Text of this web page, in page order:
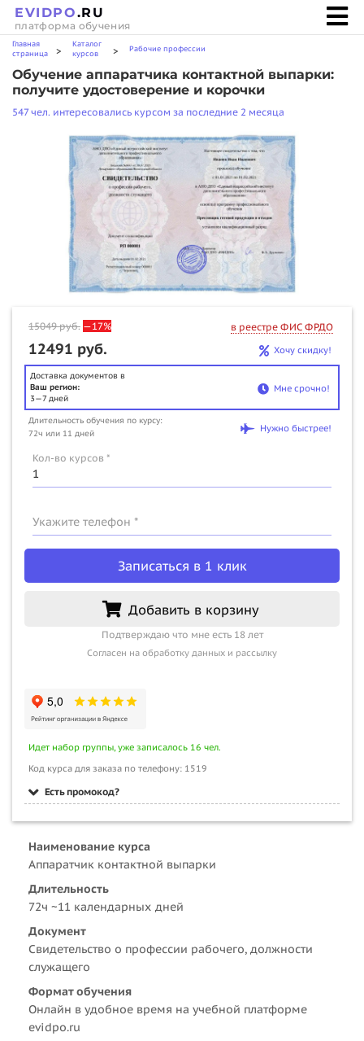
EVIDPO.RU
платформа обучения
Главная
страница
>
Каталог
курсов
> Рабочие профессии
Обучение аппаратчика контактной выпарки:
получите удостоверение и корочки
547 чел. интересовались курсом за последние 2 месяца
15049руб. —17% в реестре ФИС ФРДО
12491 руб. Хочу скидку!
Доставка документов в
Ваш регион:
3—7 дней
Мне срочно!
Длительность обучения по курсу:
72ч или 11 дней
Нужно быстрее!
Кол-во курсов *
Укажите телефон *
Записаться в 1 клик
Добавить в корзину
Подтверждаю что мне есть 18 лет
Согласен на обработку данных и рассылку
Идет набор группы, уже записалось 16 чел.
Код курса для заказа по телефону: 1519
Есть промокод?
Наименование курса
Аппаратчик контактной выпарки
Длительность
72ч ~11 календарных дней
Документ
Свидетельство о профессии рабочего, должности
служащего
Формат обучения
Онлайн в удобное время на учебной платформе
evidpo.ru